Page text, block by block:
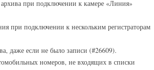
при подключении к камере «Линия»
при подключении к нескольким регистраторам
даже если не было записи (#26609).
номеров, не входящих в списки